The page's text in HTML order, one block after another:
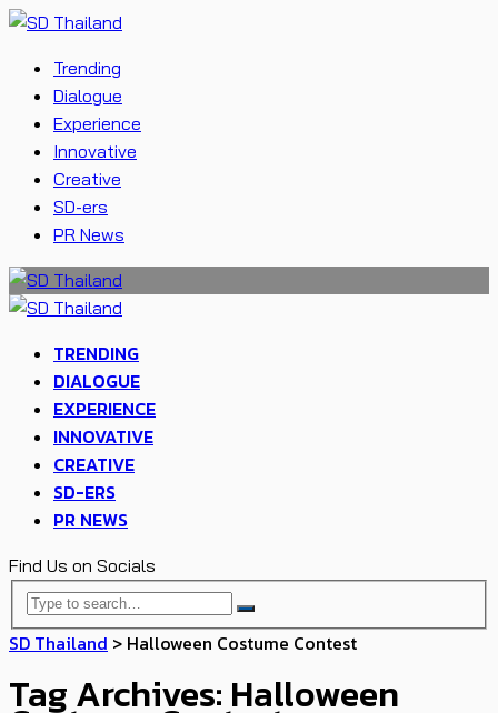
Trending
Dialogue
Experience
Innovative
Creative
SD-ers
PR News
TRENDING
DIALOGUE
EXPERIENCE
INNOVATIVE
CREATIVE
SD-ERS
PR NEWS
Find Us on Socials
SD Thailand > Halloween Costume Contest
Tag Archives: Halloween